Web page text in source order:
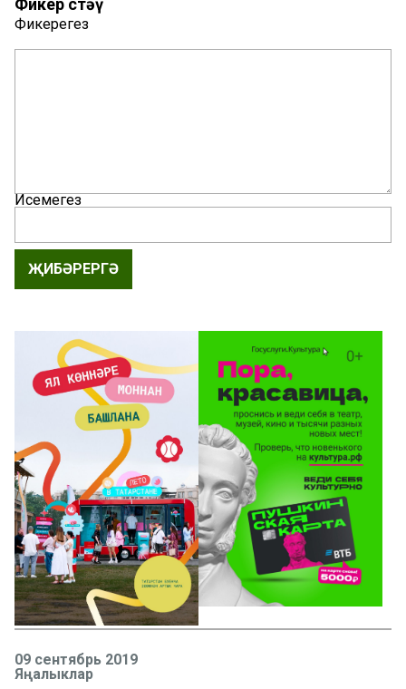
Фикер өстәү
Фикерегез
Исемегез
ҖИБӘРЕРГӘ
09 сентябрь 2019
Яңалыклар